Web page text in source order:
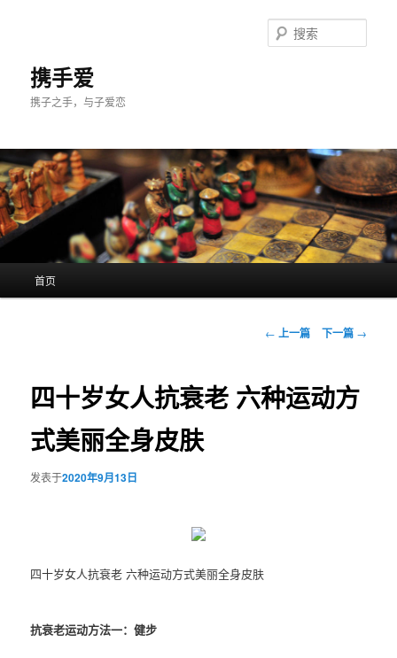
携手爱
携子之手，与子爱恋
索
首页
文
航
← 上一篇 下一篇 →
四十岁女人抗衰老 六种运动方
式美丽全身皮肤
发表于2020年9月13日
四十岁女人抗衰老 六种运动方式美丽全身皮肤
抗衰老运动方法一：健步